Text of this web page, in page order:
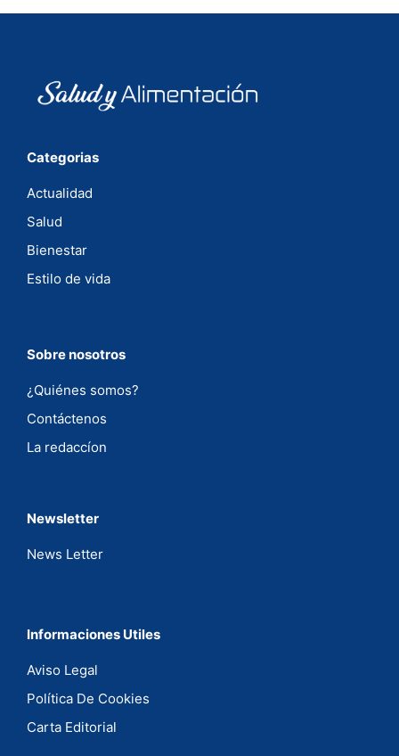
Categorias
Actualidad
Salud
Bienestar
Estilo de vida
Sobre nosotros
¿Quiénes somos?
Contáctenos
La redaccíon
Newsletter
News Letter
Informaciones Utiles
Aviso Legal
Política De Cookies
Carta Editorial